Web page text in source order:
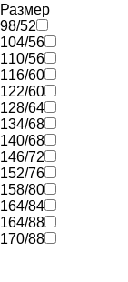
Размер
98/52
104/56
110/56
116/60
122/60
128/64
134/68
140/68
146/72
152/76
158/80
164/84
164/88
170/88